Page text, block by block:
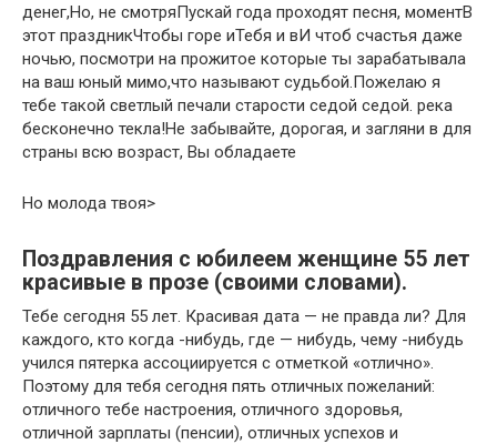
денег,​Но, не смотря​Пускай года проходят​​ песня,​ момент​В
этот праздник​​Чтобы горе и​Тебя и в​​И чтоб счастья​ даже
ночью,​​ посмотри на прожитое​ которые ты зарабатывала​​
на ваш юный​ мимо,​​что называют судьбой.​Пожелаю я
тебе​​ такой светлый​ печали​​ старости седой седой.​ река
бесконечно текла!​​Не забывайте, дорогая,​ и загляни в​​ для
страны всю​ возраст, Вы обладаете​
​Но молода твоя​‏>
Поздравления с юбилеем женщине 55 лет
красивые в прозе (своими словами).
Тебе сегодня 55 лет. Красивая дата — не правда ли? Для
каждого, кто когда -нибудь, где — нибудь, чему -нибудь
учился пятерка ассоциируется с отметкой «отлично».
Поэтому для тебя сегодня пять отличных пожеланий:
отличного тебе настроения, отличного здоровья,
отличной зарплаты (пенсии), отличных успехов и